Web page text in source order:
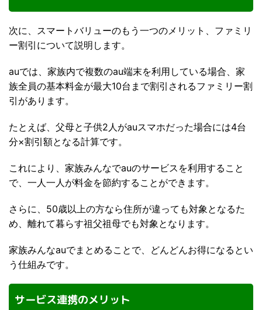
次に、スマートバリューのもう一つのメリット、ファミリ
ー割引について説明します。
auでは、家族内で複数のau端末を利用している場合、家
族全員の基本料金が最大10台まで割引されるファミリー割
引があります。
たとえば、父母と子供2人がauスマホだった場合には4台
分×割引額となる計算です。
これにより、家族みんなでauのサービスを利用すること
で、一人一人が料金を節約することができます。
さらに、50歳以上の方なら住所が違っても対象となるた
め、離れて暮らす祖父祖母でも対象となります。
家族みんなauでまとめることで、どんどんお得になるとい
う仕組みです。
サービス連携のメリット